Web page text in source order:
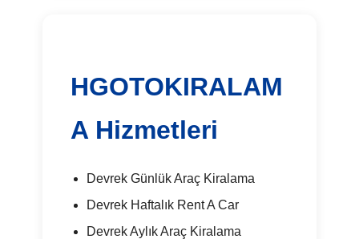
HGOTOKIRALAM
A Hizmetleri
Devrek Günlük Araç Kiralama
Devrek Haftalık Rent A Car
Devrek Aylık Araç Kiralama